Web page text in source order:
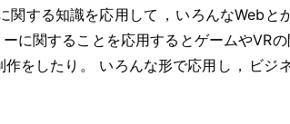
関する知識を応用して ， いろんなWebと
に関することを応用するとゲームやVR
作をしたり 。 いろんな形で応用し ， ビジ